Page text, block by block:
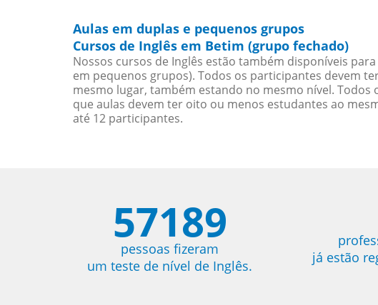
Aulas em duplas e pequenos grupos
Cursos de Inglês em Betim (grupo fechado)
Nossos cursos de Inglês estão também disponíveis
em pequenos grupos). Todos os participantes devem
mesmo lugar, também estando no mesmo nível.
que aulas devem ter oito ou menos estudantes ao
até 12 participantes.
57189
pessoas fizeram
um teste de nível de Inglês.
já estão